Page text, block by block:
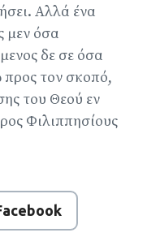
Αλλά ένα
μεν όσα
δε σε όσα
προς τον σκοπό,
του Θεού εν
Φιλιππησίους